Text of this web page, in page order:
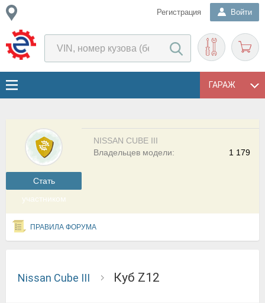
Регистрация Войти
ГАРАЖ
Cтать
участником
NISSAN CUBE III
1 179
Владельцев модели:
ПРАВИЛА ФОРУМА
Nissan Cube III куб Z12